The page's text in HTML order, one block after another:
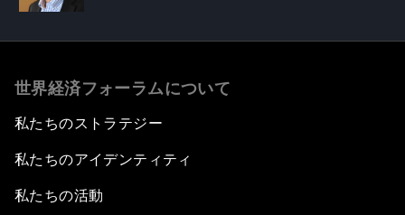
世界経済フォーラムについて
私たちのストラテジー
私たちのアイデンティティ
私たちの活動